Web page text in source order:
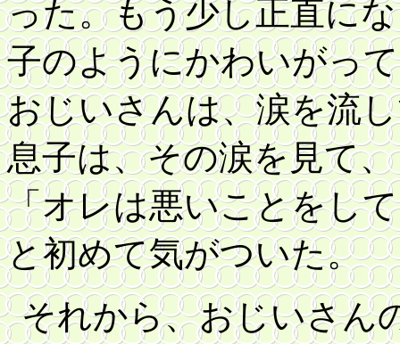
った。もう少し正直に
子のようにかわいがっ
おじいさんは、涙を流
息子は、その涙を見て、
「オレは悪いことをし
と初めて気がついた。
それから、おじいさん